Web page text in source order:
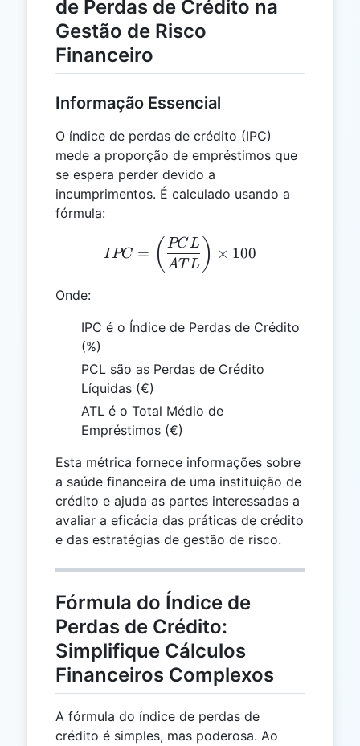
de Perdas de Crédito na
Gestão de Risco
Financeiro
Informação Essencial
O índice de perdas de crédito (IPC)
mede a proporção de empréstimos que
se espera perder devido a
incumprimentos. É calculado usando a
fórmula:
IPC =
IPC = ( ATL
PCL ) × 100
Onde:
IPC é o Índice de Perdas de Crédito
(%)
PCL são as Perdas de Crédito
Líquidas (€)
ATL é o Total Médio de
Empréstimos (€)
Esta métrica fornece informações sobre
a saúde financeira de uma instituição de
crédito e ajuda as partes interessadas a
avaliar a eficácia das práticas de crédito
e das estratégias de gestão de risco.
Fórmula do Índice de
Perdas de Crédito:
Simplifique Cálculos
Financeiros Complexos
A fórmula do índice de perdas de
crédito é simples, mas poderosa. Ao